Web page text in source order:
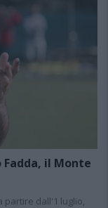
Fadda, il Monte
partire dall'1 luglio,